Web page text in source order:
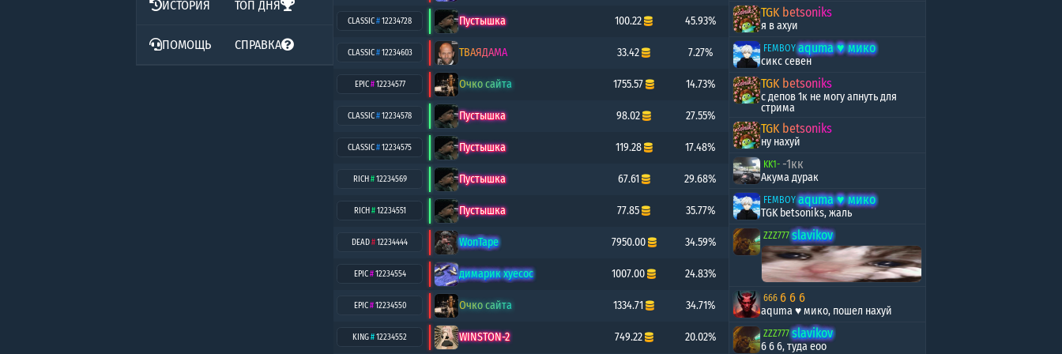
ИСТОРИЯ ТОП ДНЯ
ПОМОЩЬ СПРАВКА
TGK betsoniks
я в ахуи
FEMBOY aqumа ♥️ мико
сикс севен
TGK betsoniks
с депов 1к не могу апнуть для
стрима
TGK betsoniks
ну нахуй
KK1- -1кк
Акума дурак
FEMBOY aqumа ♥️ мико
TGK betsoniks, жаль
ZZZ777 slavikov
666 6 6 6
aqumа ♥️ мико, пошел нахуй
ZZZ777 slavikov
6 6 6, туда еоо
CLASSIC#12234728 Пустышка 100.22 45.93%
CLASSIC#12234603 ТВАЯДАМА 33.42 7.27%
EPIC#12234577 Очко сайта 1755.57 14.73%
CLASSIC#12234578 Пустышка 98.02 27.55%
CLASSIC#12234575 Пустышка 119.28 17.48%
RICH#12234569 Пустышка 67.61 29.68%
RICH#12234551 Пустышка 77.85 35.77%
DEAD#12234444 WonTape 7950.00 34.59%
EPIC#12234554 димарик хуесос 1007.00 24.83%
EPIC#12234550 Очко сайта 1334.71 34.71%
KING#12234552 WINSTON-2 749.22 20.02%